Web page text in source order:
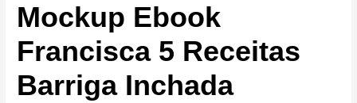
Mockup Ebook
Francisca 5 Receitas
Barriga Inchada